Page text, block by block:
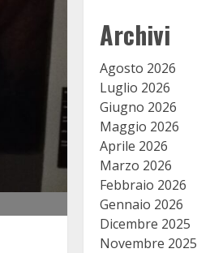
Archivi
Agosto 2026
Luglio 2026
Giugno 2026
Maggio 2026
Aprile 2026
Marzo 2026
Febbraio 2026
Gennaio 2026
Dicembre 2025
Novembre 2025